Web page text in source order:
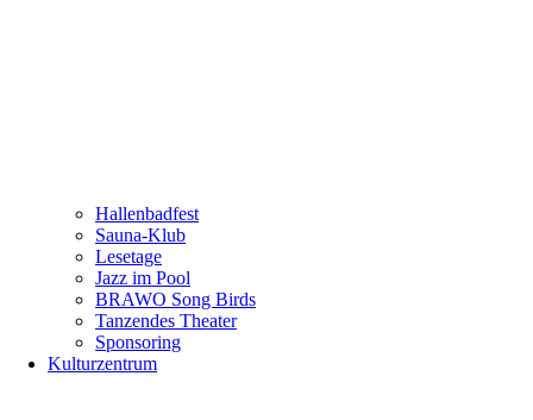
Hallenbadfest
Sauna-Klub
Lesetage
Jazz im Pool
BRAWO Song Birds
Tanzendes Theater
Sponsoring
Kulturzentrum